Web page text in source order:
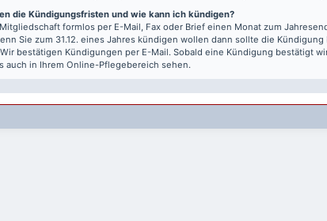
die Kündigungsfristen und wie kann ich kündigen?
formlos per E-Mail, Fax oder Brief einen Monat zum
Sie zum 31.12. eines Jahres kündigen wollen dann sollte die Kündigung
Wir bestätigen Kündigungen per E-Mail. Sobald eine Kündigung bestätigt
auch in Ihrem Online-Pflegebereich sehen.